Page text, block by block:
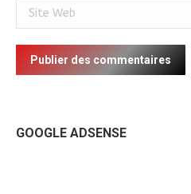
Site Web
Publier des commentaires
GOOGLE ADSENSE